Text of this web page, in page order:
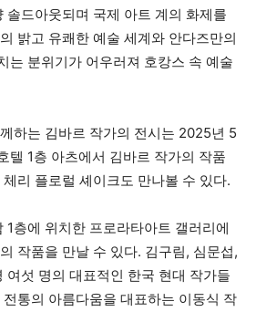
솔드아웃되며 국제 아트 계의 화제를
밝고 유쾌한 예술 세계와 안다즈만의
는 분위기가 어우러져 호캉스 속 예술
하는 김바르 작가의 전시는 2025년 5
텔 1층 아츠에서 김바르 작가의 작품
리 플로럴 셰이크도 만나볼 수 있다.
1층에 위치한 프로라타아트 갤러리에
작품을 만날 수 있다. 김구림, 심문섭,
여섯 명의 대표적인 한국 현대 작가들
통의 아름다움을 대표하는 이동식 작